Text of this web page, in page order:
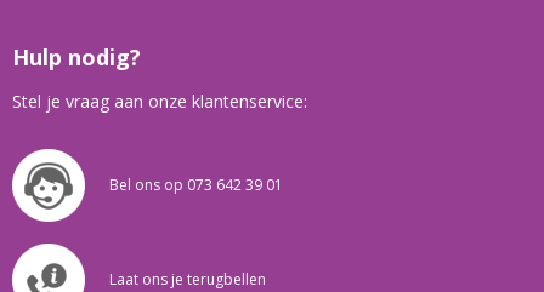
Hulp nodig?
Stel je vraag aan onze klantenservice:
Bel ons op 073 642 39 01
Laat ons je terugbellen